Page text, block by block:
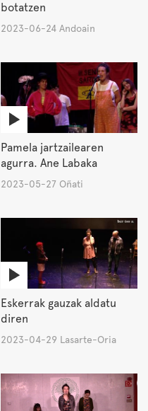
botatzen
2023-06-24 Andoain
Pamela jartzailearen
agurra. Ane Labaka
2023-05-27 Oñati
Eskerrak gauzak aldatu
diren
2023-04-29 Lasarte-Oria